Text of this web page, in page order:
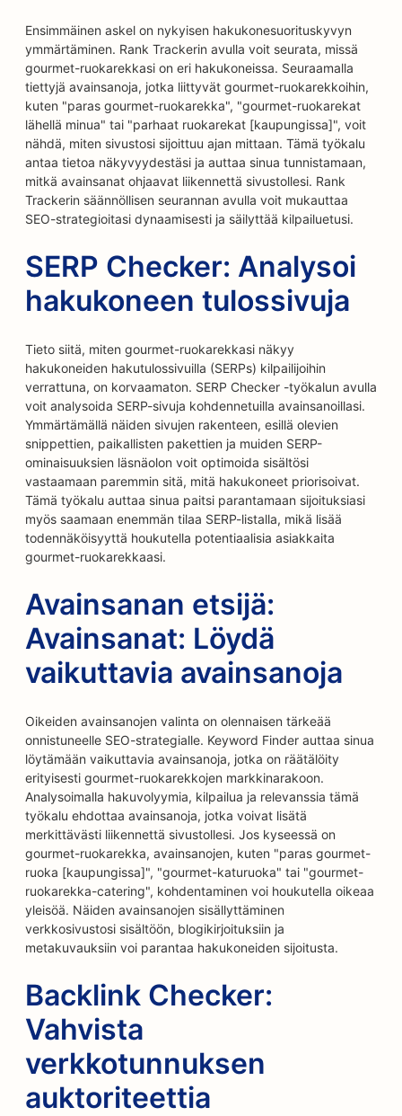
Ensimmäinen askel on nykyisen hakukonesuorituskyvyn
ymmärtäminen. Rank Trackerin avulla voit seurata, missä
gourmet-ruokarekkasi on eri hakukoneissa. Seuraamalla
tiettyjä avainsanoja, jotka liittyvät gourmet-ruokarekkoihin,
kuten "paras gourmet-ruokarekka", "gourmet-ruokarekat
lähellä minua" tai "parhaat ruokarekat [kaupungissa]", voit
nähdä, miten sivustosi sijoittuu ajan mittaan. Tämä työkalu
antaa tietoa näkyvyydestäsi ja auttaa sinua tunnistamaan,
mitkä avainsanat ohjaavat liikennettä sivustollesi. Rank
Trackerin säännöllisen seurannan avulla voit mukauttaa
SEO-strategioitasi dynaamisesti ja säilyttää kilpailuetusi.
SERP Checker: Analysoi
hakukoneen tulossivuja
Tieto siitä, miten gourmet-ruokarekkasi näkyy
hakukoneiden hakutulossivuilla (SERPs) kilpailijoihin
verrattuna, on korvaamaton. SERP Checker -työkalun avulla
voit analysoida SERP-sivuja kohdennetuilla avainsanoillasi.
Ymmärtämällä näiden sivujen rakenteen, esillä olevien
snippettien, paikallisten pakettien ja muiden SERP-
ominaisuuksien läsnäolon voit optimoida sisältösi
vastaamaan paremmin sitä, mitä hakukoneet priorisoivat.
Tämä työkalu auttaa sinua paitsi parantamaan sijoituksiasi
myös saamaan enemmän tilaa SERP-listalla, mikä lisää
todennäköisyyttä houkutella potentiaalisia asiakkaita
gourmet-ruokarekkaasi.
Avainsanan etsijä:
Avainsanat: Löydä
vaikuttavia avainsanoja
Oikeiden avainsanojen valinta on olennaisen tärkeää
onnistuneelle SEO-strategialle. Keyword Finder auttaa sinua
löytämään vaikuttavia avainsanoja, jotka on räätälöity
erityisesti gourmet-ruokarekkojen markkinarakoon.
Analysoimalla hakuvolyymia, kilpailua ja relevanssia tämä
työkalu ehdottaa avainsanoja, jotka voivat lisätä
merkittävästi liikennettä sivustollesi. Jos kyseessä on
gourmet-ruokarekka, avainsanojen, kuten "paras gourmet-
ruoka [kaupungissa]", "gourmet-katuruoka" tai "gourmet-
ruokarekka-catering", kohdentaminen voi houkutella oikeaa
yleisöä. Näiden avainsanojen sisällyttäminen
verkkosivustosi sisältöön, blogikirjoituksiin ja
metakuvauksiin voi parantaa hakukoneiden sijoitusta.
Backlink Checker:
Vahvista
verkkotunnuksen
auktoriteettia